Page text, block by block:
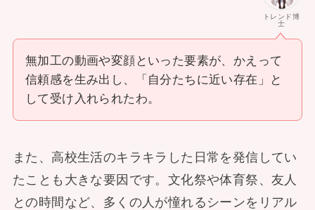
トレンド博
士
無加工の動画や変顔といった要素が、かえって
信頼感を生み出し、「自分たちに近い存在」と
して受け入れられたわ。
また、高校生活のキラキラした日常を発信してい
たことも大きな要因です。文化祭や体育祭、友人
との時間など、多くの人が憧れるシーンをリアル